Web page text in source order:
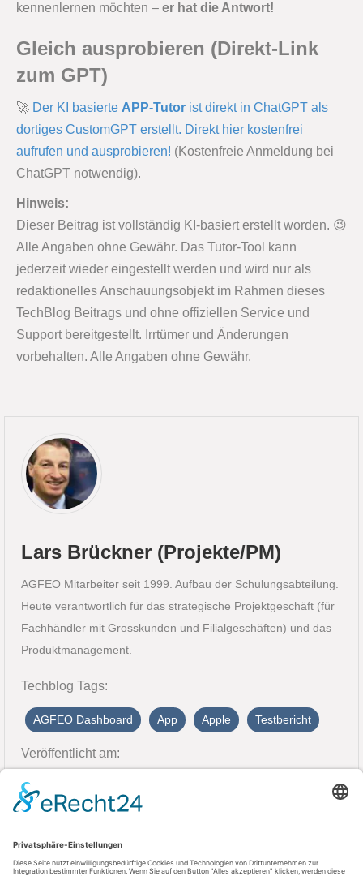
kennenlernen möchten – er hat die Antwort!
Gleich ausprobieren (Direkt-Link
zum GPT)
🚀 Der KI basierte APP-Tutor ist direkt in ChatGPT als
dortiges CustomGPT erstellt. Direkt hier kostenfrei
aufrufen und ausprobieren! (Kostenfreie Anmeldung bei
ChatGPT notwendig).
Hinweis:
Dieser Beitrag ist vollständig KI-basiert erstellt worden. 😉
Alle Angaben ohne Gewähr. Das Tutor-Tool kann
jederzeit wieder eingestellt werden und wird nur als
redaktionelles Anschauungsobjekt im Rahmen dieses
TechBlog Beitrags und ohne offiziellen Service und
Support bereitgestellt. Irrtümer und Änderungen
vorbehalten. Alle Angaben ohne Gewähr.
Lars Brückner (Projekte/PM)
AGFEO Mitarbeiter seit 1999. Aufbau der Schulungsabteilung.
Heute verantwortlich für das strategische Projektgeschäft (für
Fachhändler mit Grosskunden und Filialgeschäften) und das
Produktmanagement.
Techblog Tags:
AGFEO Dashboard App Apple Testbericht
Veröffentlicht am:
27. Januar 2025
Kontakt